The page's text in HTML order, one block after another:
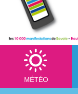
MÉTÉO